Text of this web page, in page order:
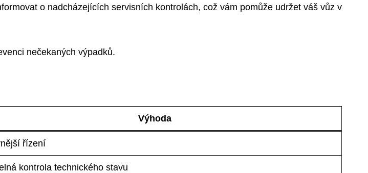
o nadcházejících servisních kontrolách, což vám pomůže udržet váš vůz v
nečekaných výpadků.
Výhoda
řízení
kontrola technického stavu